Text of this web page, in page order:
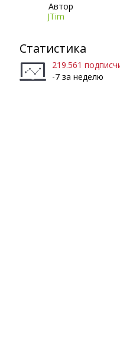
Автор
JTim
Статистика
219.561
-7 за неделю